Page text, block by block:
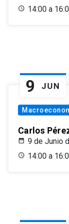
14:00 a
9 JUN
Carlos
9 de Junio
14:00 a